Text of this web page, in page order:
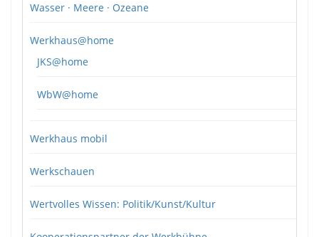
Wasser · Meere · Ozeane
Werkhaus@home
JKS@home
WbW@home
Werkhaus mobil
Werkschauen
Wertvolles Wissen: Politik/Kunst/Kultur